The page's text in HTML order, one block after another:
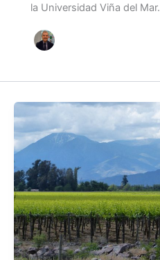
la Universidad Viña del Mar.